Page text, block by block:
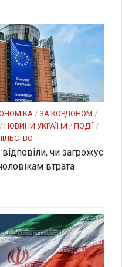
/ ЗА КОРДОНОМ /
/ НОВИНИ УКРАЇНИ / ПОДІЇ /
чи загрожує
втрата